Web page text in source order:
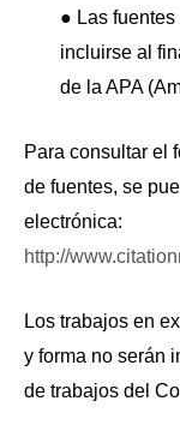
● Las
incluirse al
de la APA
Para consultar el
de fuentes, se
electrónica:
http://
Los trabajos en
y forma no serán
de trabajos del